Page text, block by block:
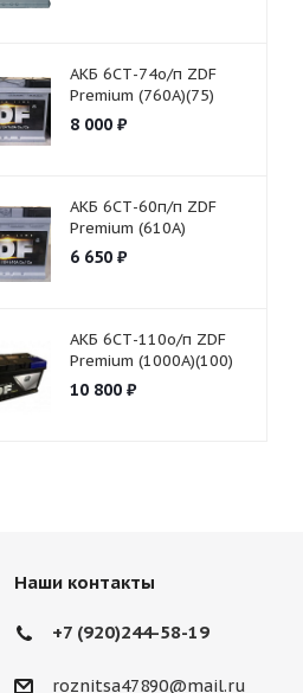
1212.2 GEL
(YTX12-BS)
(2)
АКБ Мото ZDF
АКБ 6СТ-74о/п ZDF
Premium (760A)(75)
8 000₽
АКБ 6СТ-60п/п ZDF
Premium (610A)
6 650₽
АКБ 6СТ-110о/п ZDF
Premium (1000A)(100)
10 800₽
Наши контакты
+7 (920)244-58-19
roznitsa47890@mail.ru